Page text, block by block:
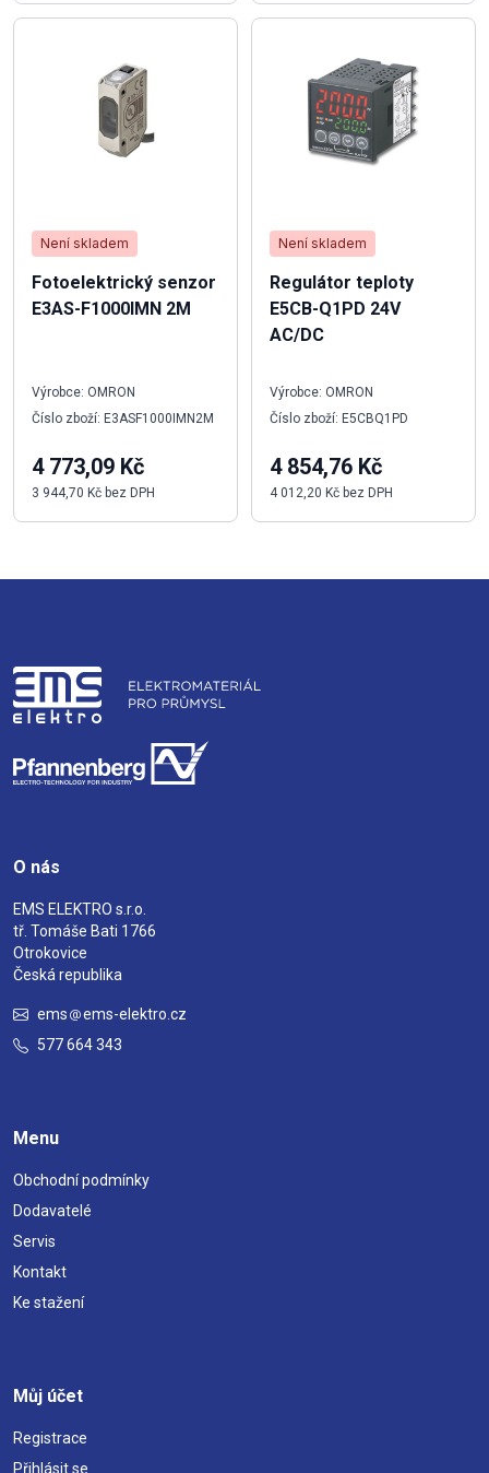
Není skladem
Fotoelektrický senzor
E3AS-F1000IMN 2M
Výrobce: OMRON
Číslo zboží: E3ASF1000IMN2M
4 773,09 Kč
3 944,70 Kč bez DPH
Není skladem
Regulátor teploty
E5CB-Q1PD 24V
AC/DC
Výrobce: OMRON
Číslo zboží: E5CBQ1PD
4 854,76 Kč
4 012,20 Kč bez DPH
O nás
EMS ELEKTRO s.r.o.
tř. Tomáše Bati 1766
Otrokovice
Česká republika
ems
ems-elektro.cz
577 664 343
Menu
Obchodní podmínky
Dodavatelé
Servis
Kontakt
Ke stažení
Můj účet
Registrace
Přihlásit se